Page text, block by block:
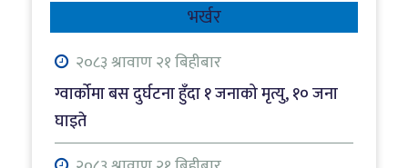
भर्खर
२०८३ श्रावाण २१ बिहीबार
ग्वार्कोमा बस दुर्घटना हुँदा १ जनाको मृत्यु, १० जना
घाइते